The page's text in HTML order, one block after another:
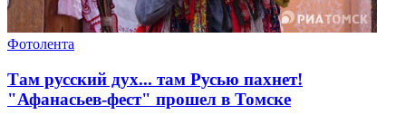
Фотолента
Там русский дух... там Русью пахнет!
"Афанасьев-фест" прошел в Томске